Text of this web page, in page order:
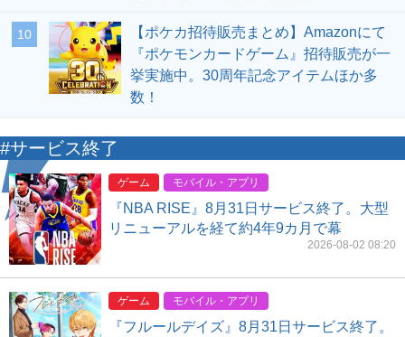
10
【ポケカ招待販売まとめ】Amazonにて
『ポケモンカードゲーム』招待販売が一
挙実施中。30周年記念アイテムほか多
数！
#サービス終了
ゲーム モバイル・アプリ
『NBA RISE』8月31日サービス終了。大型
リニューアルを経て約4年9カ月で幕
2026-08-02 08:20
ゲーム モバイル・アプリ
『フルールデイズ』8月31日サービス終了。